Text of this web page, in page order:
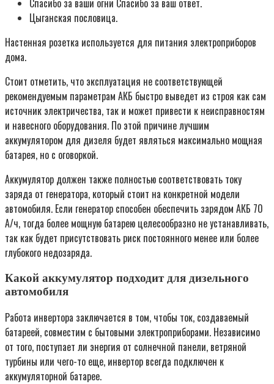
Спасибо за ваши огни Спасибо за ваш ответ.
Цыганская пословица.
Настенная розетка используется для питания электроприборов
дома.
Стоит отметить, что эксплуатация не соответствующей
рекомендуемым параметрам АКБ быстро выведет из строя как сам
источник электричества, так и может привести к неисправностям
и навесного оборудования. По этой причине лучшим
аккумулятором для дизеля будет являться максимально мощная
батарея, но с оговоркой.
Аккумулятор должен также полностью соответствовать току
заряда от генератора, который стоит на конкретной модели
автомобиля. Если генератор способен обеспечить зарядом АКБ 70
А/ч, тогда более мощную батарею целесообразно не устанавливать,
так как будет присутствовать риск постоянного менее или более
глубокого недозаряда.
Какой аккумулятор подходит для дизельного
автомобиля
Работа инвертора заключается в том, чтобы ток, создаваемый
батареей, совместим с бытовыми электроприборами. Независимо
от того, поступает ли энергия от солнечной панели, ветряной
турбины или чего-то еще, инвертор всегда подключен к
аккумуляторной батарее.